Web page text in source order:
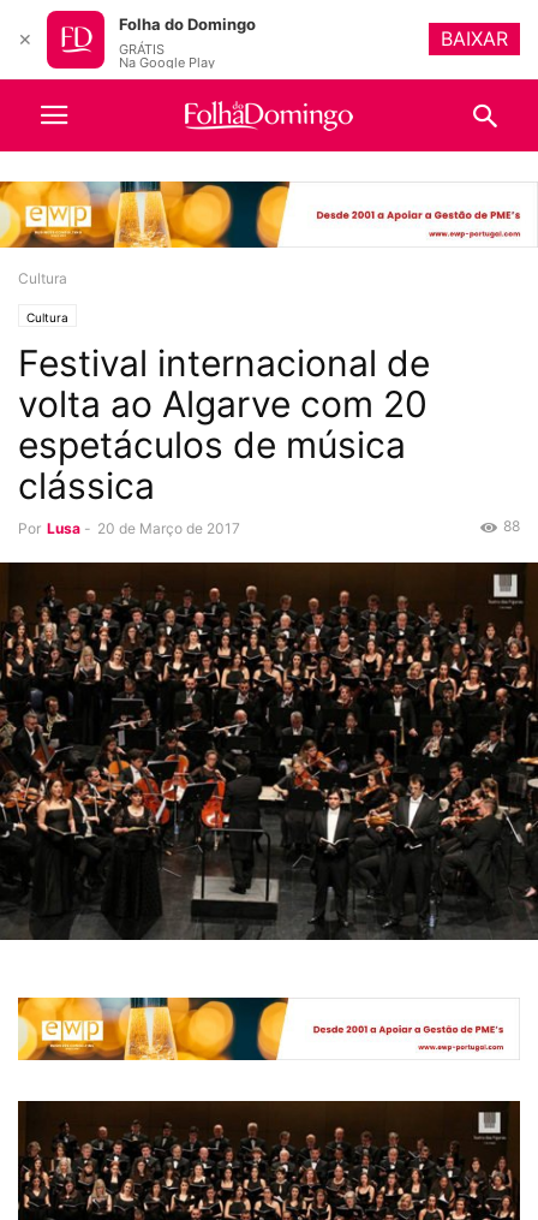
Cultura
Cultura
Festival internacional de
volta ao Algarve com 20
espetáculos de música
clássica
Por Lusa - 20 de Março de 2017 88
✕
Folha do Domingo
GRÁTIS
Na Google Play
BAIXAR